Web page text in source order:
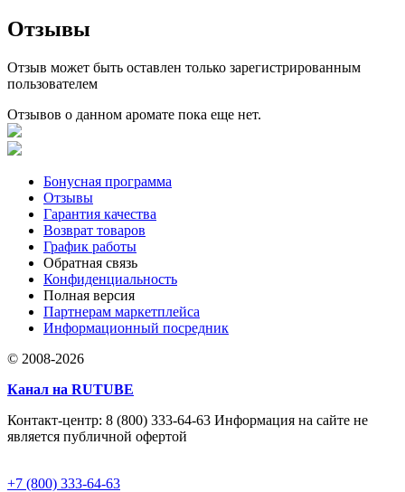
Отзывы
Отзыв может быть оставлен только зарегистрированным
пользователем
Отзывов о данном аромате пока еще нет.
Бонусная программа
Отзывы
Гарантия качества
Возврат товаров
График работы
Обратная связь
Конфиденциальность
Полная версия
Партнерам маркетплейса
Информационный посредник
© 2008-2026
Канал на RUTUBE
Контакт-центр: 8 (800) 333-64-63 Информация на сайте не
является публичной офертой
+7 (800) 333-64-63